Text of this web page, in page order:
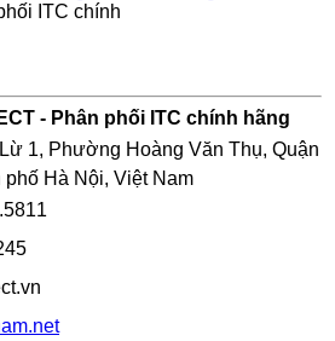
- Phân phối ITC chính hãng
1, Phường Hoàng Văn Thụ, Quận
phố Hà Nội, Việt Nam